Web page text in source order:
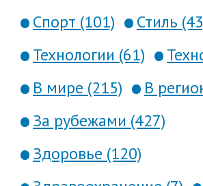
Спорт (101)
Стиль
Технологии (61)
В мире (215)
В
За рубежами (427)
Здоровье (120)